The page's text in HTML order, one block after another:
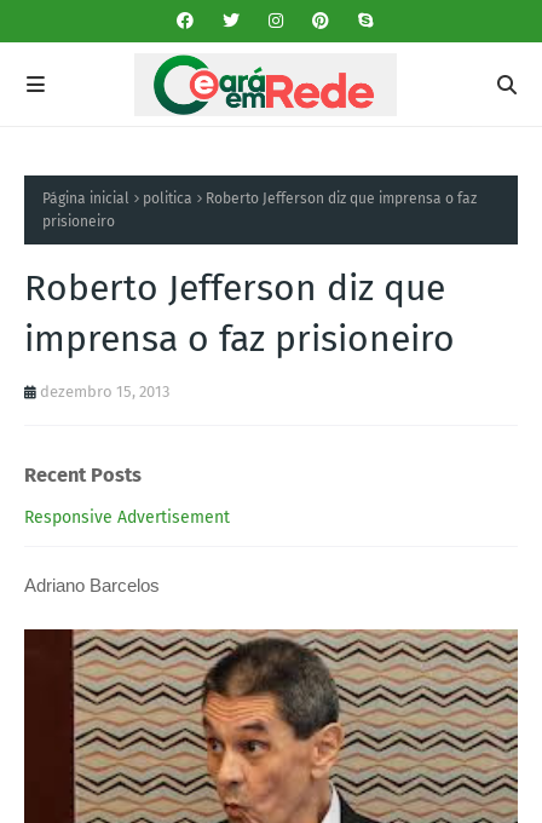
Página inicial politica
Roberto Jefferson diz que imprensa o faz
prisioneiro
Roberto Jefferson diz que
imprensa o faz prisioneiro
dezembro 15, 2013
Recent Posts
Responsive Advertisement
Adriano Barcelos